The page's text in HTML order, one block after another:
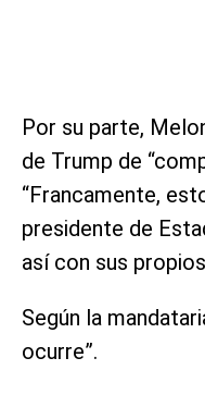
Por su parte,
de Trump de
“Francamente,
presidente de
así con sus
Según la
ocurre”.